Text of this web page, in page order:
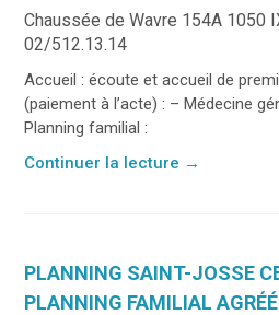
Chaussée de Wavre 154A 1050
02/512.13.14
Accueil : écoute et accueil de
(paiement à l’acte) : – Médecine
Planning familial :
Continuer la lecture →
PLANNING SAINT-JOSSE
PLANNING FAMILIAL